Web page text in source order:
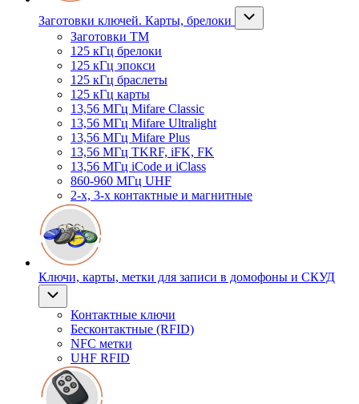
Заготовки ключей. Карты, брелоки
Заготовки ТМ
125 кГц брелоки
125 кГц эпокси
125 кГц браслеты
125 кГц карты
13,56 МГц Mifare Classic
13,56 МГц Mifare Ultralight
13,56 МГц Mifare Plus
13,56 МГц TKRF, iFK, FK
13,56 МГц iCode и iClass
860-960 МГц UHF
2-х, 3-х контактные и магнитные
Ключи, карты, метки для записи в домофоны и СКУД
Контактные ключи
Бесконтактные (RFID)
NFC метки
UHF RFID